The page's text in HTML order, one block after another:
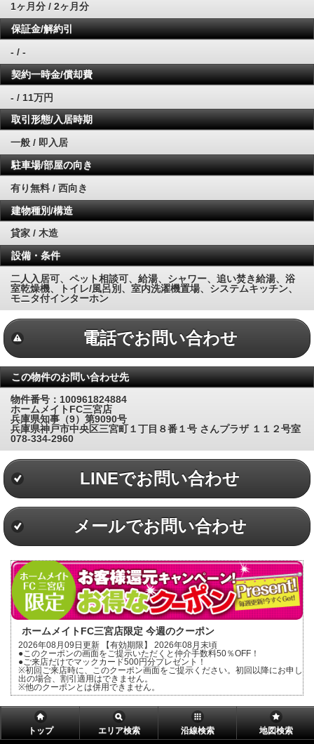
1ヶ月分 / 2ヶ月分
保証金/解約引
- / -
契約一時金/償却費
- / 11万円
取引形態/入居時期
一般 / 即入居
駐車場/部屋の向き
有り無料 / 西向き
建物種別/構造
貸家 / 木造
設備・条件
二人入居可、ペット相談可、給湯、シャワー、追い焚き給湯、浴
室乾燥機、トイレ/風呂別、室内洗濯機置場、システムキッチン、
モニタ付インターホン
電話でお問い合わせ
この物件のお問い合わせ先
物件番号：100961824884
ホームメイトFC三宮店
兵庫県知事（9）第9090号
兵庫県神戸市中央区三宮町１丁目８番１号 さんプラザ １１２号室
078-334-2960
LINEでお問い合わせ
メールでお問い合わせ
ホームメイトFC三宮店限定 今週のクーポン
2026年08月09日更新 【有効期限】 2026年08月末頃
●このクーポンの画面をご提示いただくと仲介手数料50％OFF！
●ご来店だけでマックカード500円分プレゼント！
※初回ご来店時に、このクーポン画面をご提示ください。初回以降にお申し
出の場合、割引適用はできません。
※他のクーポンとは併用できません。
トップ エリア検索 沿線検索 地図検索